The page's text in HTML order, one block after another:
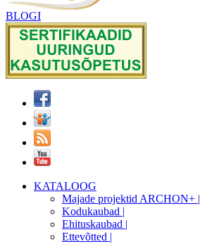
BLOGI
KATALOOG
Majade projektid ARCHON+ |
Kodukaubad |
Ehituskaubad |
Ettevõtted |